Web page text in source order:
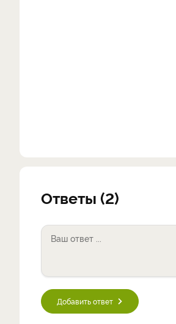
Ответы (2)
Добавить ответ